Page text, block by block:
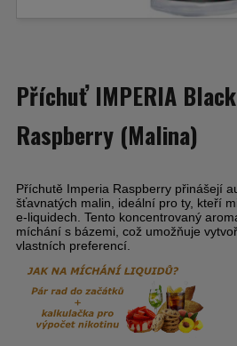
Příchuť IMPERIA
Raspberry (Malina)
Příchutě Imperia Raspberry přinášejí
šťavnatých malin, ideální pro ty, kteří
e-liquidech. Tento koncentrovaný
míchání s bázemi, což umožňuje
vlastních preferencí.